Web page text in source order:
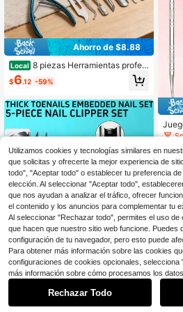
Ahorro de $8.88
Local 8 piezas Herramientas profesi
onales de pedicura para cutículas,
que incluyen lima de uñas, quitaes
amientas profesionales de pedicura
- Suministros para uñas - Juego de
uñas - Herramienta para cutículas -
Herramienta de pedicura para pies
$6.12 -59%
NEW Set de 5 piezas de cortauñas
ñas
hara
ción
to,
$2
Utilizamos cookies y tecnologías similares en
que solicitas y ofrecerte la mejor experiencia de
todo", "Aceptar todo" o establecer tu preferencia
elección. Al seleccionar "Aceptar todo",
que nos ayudan a analizar el tráfico, ofrecer
el contenido y los anuncios para complementar tu
Al seleccionar "Rechazar todo", permites el uso
que hacen que nuestro sitio web funcione. Puedes
configuración de tu navegador, pero esto puede
Para obtener más información sobre las cookies
configuraciones de cookies opcionales,
más información sobre cómo procesamos los
Rechazar Todo